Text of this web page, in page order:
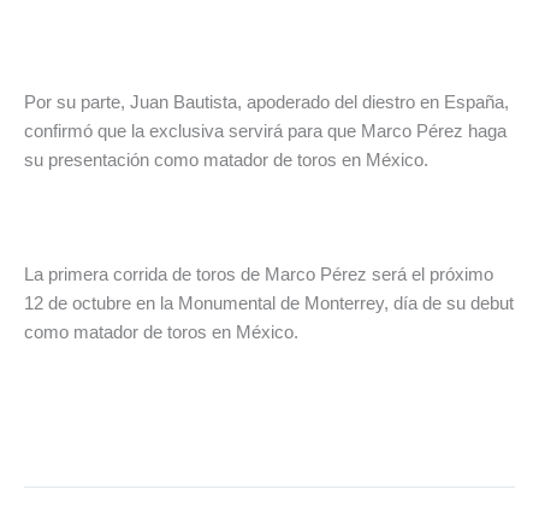
Por su parte, Juan Bautista, apoderado del diestro en España,
confirmó que la exclusiva servirá para que Marco Pérez haga
su presentación como matador de toros en México.
La primera corrida de toros de Marco Pérez será el próximo
12 de octubre en la Monumental de Monterrey, día de su debut
como matador de toros en México.